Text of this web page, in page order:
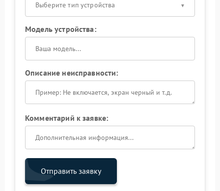
Выберите тип устройства
Модель устройства:
Описание неисправности:
Комментарий к заявке:
Отправить заявку